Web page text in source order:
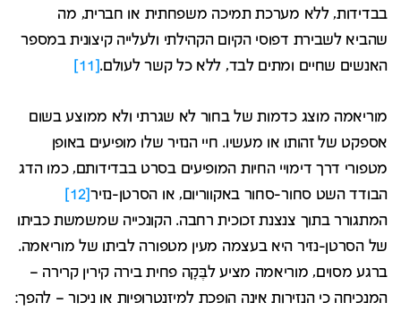
בבדידות, ללא מערכת תמיכה משפחתית או חברית, מה
שהביא לשבירת דפוסי הקיום הקהילתי ולעלייה קיצונית במספר
האנשים שחיים ומתים לבד, ללא כל קשר לעולם.
מוריאמה מוצג כדמות של בחור לא שגרתי ולא ממוצע בשום
אספקט של זהותו או מעשיו. חיי הנזיר שלו מופיעים באופן
מטפורי דרך דימויי החיות המופיעים בסרט בבדידותם, כמו הדג
הבודד השט סחור-סחור באקווריום, או הסרטן-נזיר[12]
המתגורר בתוך צנצנת זכוכית רחבה. הקונכייה שמשמשת כביתו
של הסרטן-נזיר היא בעצמה מעין מטפורה לביתו של מוריאמה.
ברגע מסוים, מוריאמה מציע לבֶּקָה פחית בירה קירין קרירה –
המנכיחה כי הנזירות אינה הופכת למיזנטרופיות או ניכור – להפך: